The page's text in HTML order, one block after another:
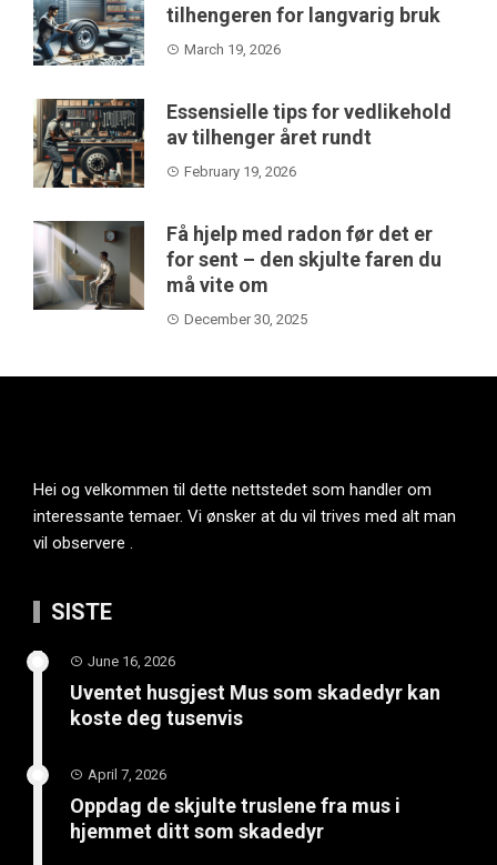
tilhengeren for langvarig bruk
March 19, 2026
Essensielle tips for vedlikehold
av tilhenger året rundt
February 19, 2026
Få hjelp med radon før det er
for sent – den skjulte faren du
må vite om
December 30, 2025
Hei og velkommen til dette nettstedet som handler om
interessante temaer. Vi ønsker at du vil trives med alt man
vil observere .
SISTE
June 16, 2026
Uventet husgjest Mus som skadedyr kan
koste deg tusenvis
April 7, 2026
Oppdag de skjulte truslene fra mus i
hjemmet ditt som skadedyr